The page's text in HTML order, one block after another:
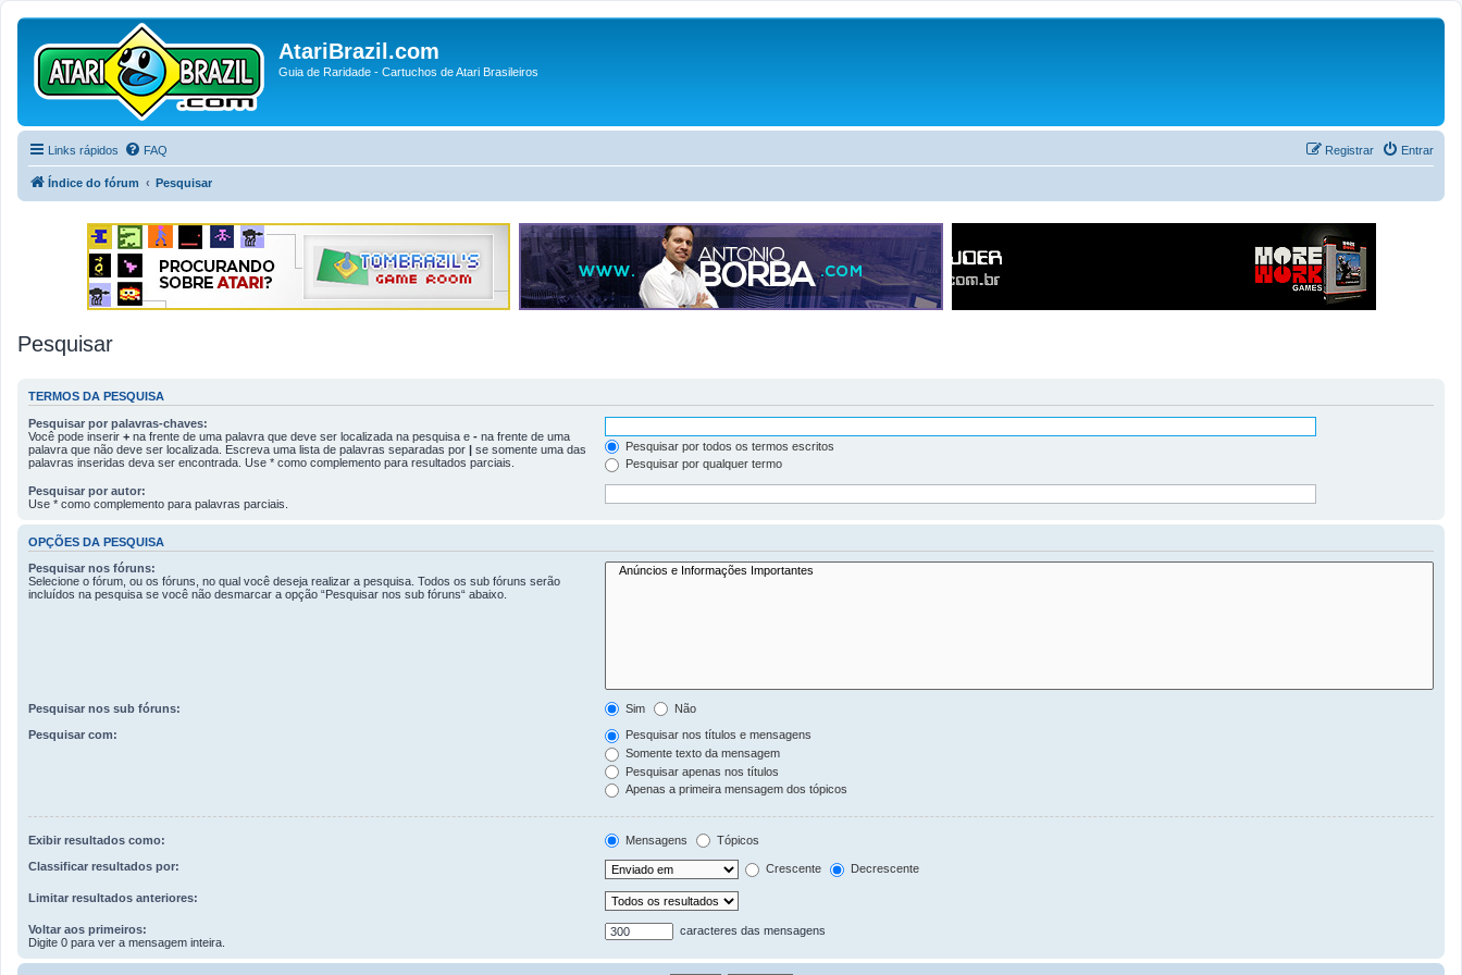
AtariBrazil.com
Guia de Raridade - Cartuchos de Atari Brasileiros
Links rápidos FAQ Entrar
Registrar
Índice do fórum Pesquisar
Pesquisar
TERMOS DA PESQUISA
Pesquisar por palavras-chaves:
Você pode inserir + na frente de uma palavra que deve ser localizada na pesquisa e - na frente de uma
palavra que não deve ser localizada. Escreva uma lista de palavras separadas por | se somente uma das
palavras inseridas deva ser encontrada. Use * como complemento para resultados parciais.
Pesquisar por todos os termos escritos
Pesquisar por qualquer termo
Pesquisar por autor:
Use * como complemento para palavras parciais.
OPÇÕES DA PESQUISA
Pesquisar nos fóruns:
Selecione o fórum, ou os fóruns, no qual você deseja realizar a pesquisa. Todos os sub fóruns serão
incluídos na pesquisa se você não desmarcar a opção “Pesquisar nos sub fóruns“ abaixo.
Pesquisar nos sub fóruns: Sim Não
Pesquisar com:
Pesquisar nos títulos e mensagens
Somente texto da mensagem
Pesquisar apenas nos títulos
Apenas a primeira mensagem dos tópicos
Exibir resultados como: Mensagens Tópicos
Classificar resultados por: Crescente Decrescente
Limitar resultados anteriores:
Voltar aos primeiros:
Digite 0 para ver a mensagem inteira.
caracteres das mensagens